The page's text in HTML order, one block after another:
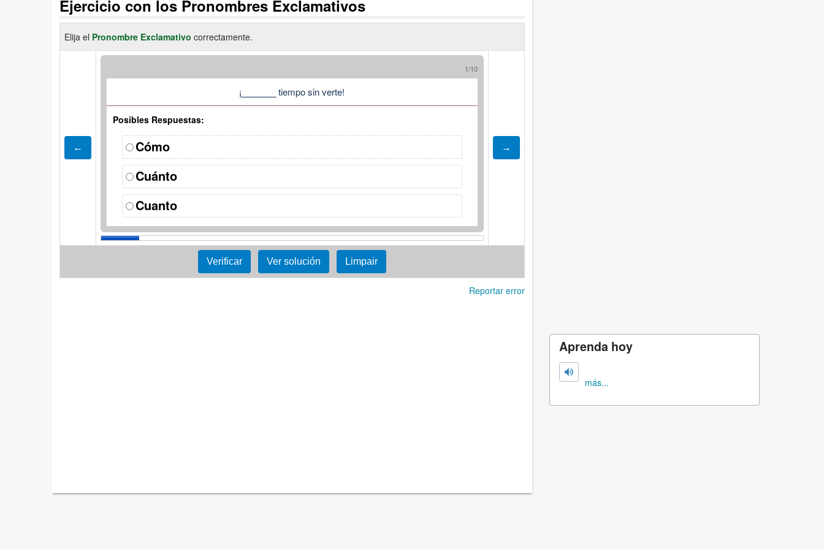
Ejercicio con los Pronombres Exclamativos
Elija el Pronombre Exclamativo correctamente.
1/10
¡ tiempo sin verte!
Posibles Respuestas:
Cómo
Cuánto
Cuanto
Reportar error
Aprenda hoy
más...